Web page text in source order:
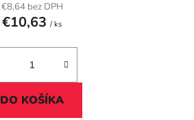
€8,64 bez DPH
€10,63/ ks
DO KOŠÍKA